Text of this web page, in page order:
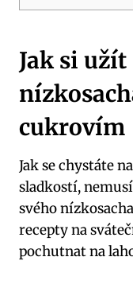
Jak‌ si
cukrovím
Jak se chystáte
sladkostí,
svého
recepty na
pochutnat na